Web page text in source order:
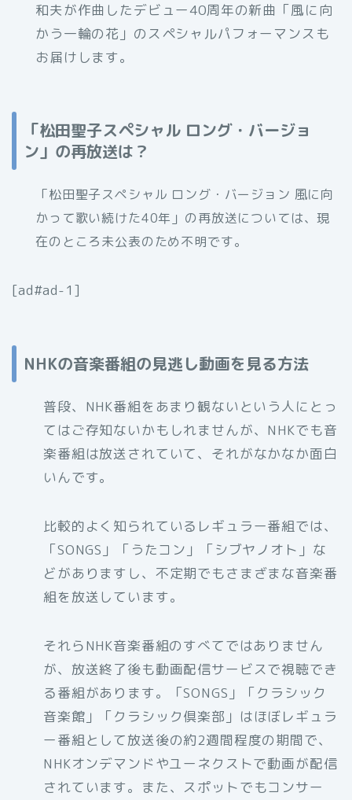
和夫が作曲したデビュー40周年の新曲「風に向
かう一輪の花」のスペシャルパフォーマンスも
お届けします。
「松田聖子スペシャル ロング・バージョ
ン」の再放送は？
「松田聖子スペシャル ロング・バージョン 風に向
かって歌い続けた40年」の再放送については、現
在のところ未公表のため不明です。
[ad#ad-1]
NHKの音楽番組の見逃し動画を見る方法
普段、NHK番組をあまり観ないという人にとっ
てはご存知ないかもしれませんが、NHKでも音
楽番組は放送されていて、それがなかなか面白
いんです。
比較的よく知られているレギュラー番組では、
「SONGS」「うたコン」「シブヤノオト」な
どがありますし、不定期でもさまざまな音楽番
組を放送しています。
それらNHK音楽番組のすべてではありません
が、放送終了後も動画配信サービスで視聴でき
る番組があります。「SONGS」「クラシック
音楽館」「クラシック倶楽部」はほぼレギュラ
ー番組として放送後の約2週間程度の期間で、
NHKオンデマンドやユーネクストで動画が配信
されています。また、スポットでもコンサー